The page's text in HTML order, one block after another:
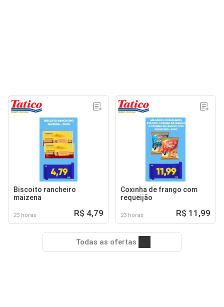
Biscoito rancheiro
maizena
23 horas R$ 4,79
Coxinha de frango com
requeijão
23 horas R$ 11,99
Todas as ofertas